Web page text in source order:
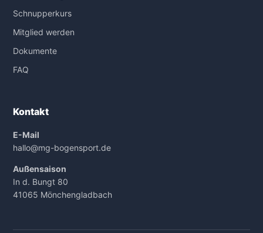
Schnupperkurs
Mitglied werden
Dokumente
FAQ
Kontakt
E-Mail
hallo@mg-bogensport.de
Außensaison
In d. Bungt 80
41065 Mönchengladbach